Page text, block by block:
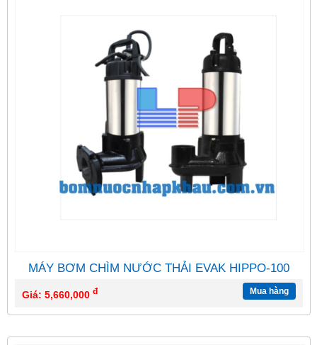
MÁY BƠM CHÌM NƯỚC THẢI EVAK HIPPO-100
Giá: 5,660,000 đ Mua hàng